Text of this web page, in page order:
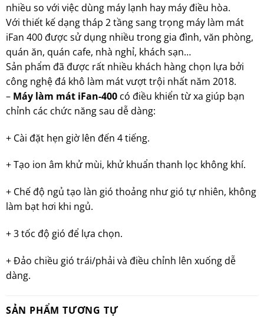
nhiều so với việc dùng máy lạnh hay máy điều hòa.
Với thiết kế dạng tháp 2 tầng sang trọng máy làm mát
iFan 400 được sử dụng nhiều trong gia đình, văn phòng,
quán ăn, quán cafe, nhà nghỉ, khách sạn…
Sản phẩm đã được rất nhiều khách hàng chọn lựa bởi
công nghệ đá khô làm mát vượt trội nhất năm 2018.
– Máy làm mát iFan-400có điều khiển từ xa giúp bạn
chỉnh các chức năng sau dễ dàng:
+ Cài đặt hẹn giờ lên đến 4 tiếng.
+ Tạo ion âm khử mùi, khử khuẩn thanh lọc không khí.
+ Chế độ ngủ tạo làn gió thoảng như gió tự nhiên, không
làm bạt hơi khi ngủ.
+ 3 tốc độ gió để lựa chọn.
+ Đảo chiều gió trái/phải và điều chỉnh lên xuống dễ
dàng.
SẢN PHẨM TƯƠNG TỰ